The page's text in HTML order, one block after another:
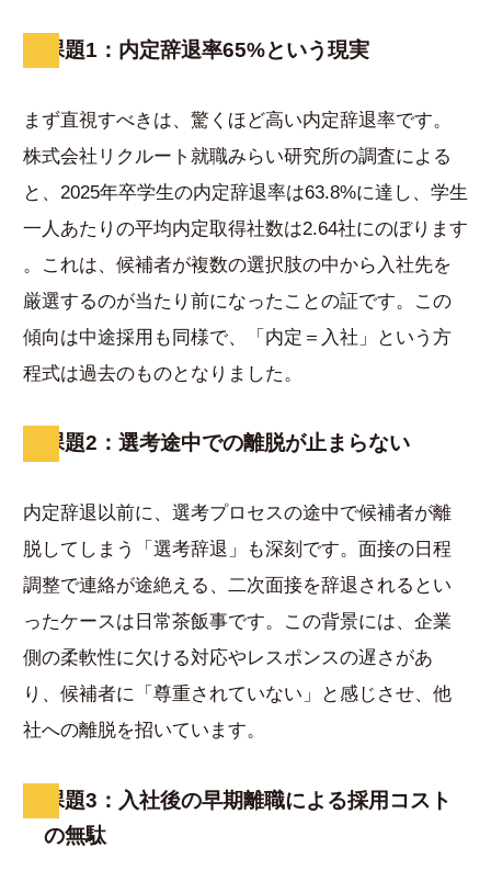
課題1：内定辞退率65%という現実
まず直視すべきは、驚くほど高い内定辞退率です。
株式会社リクルート就職みらい研究所の調査による
と、2025年卒学生の内定辞退率は63.8%に達し、学生
一人あたりの平均内定取得社数は2.64社にのぼります
。これは、候補者が複数の選択肢の中から入社先を
厳選するのが当たり前になったことの証です。この
傾向は中途採用も同様で、「内定＝入社」という方
程式は過去のものとなりました。
課題2：選考途中での離脱が止まらない
内定辞退以前に、選考プロセスの途中で候補者が離
脱してしまう「選考辞退」も深刻です。面接の日程
調整で連絡が途絶える、二次面接を辞退されるとい
ったケースは日常茶飯事です。この背景には、企業
側の柔軟性に欠ける対応やレスポンスの遅さがあ
り、候補者に「尊重されていない」と感じさせ、他
社への離脱を招いています。
課題3：入社後の早期離職による採用コスト
の無駄